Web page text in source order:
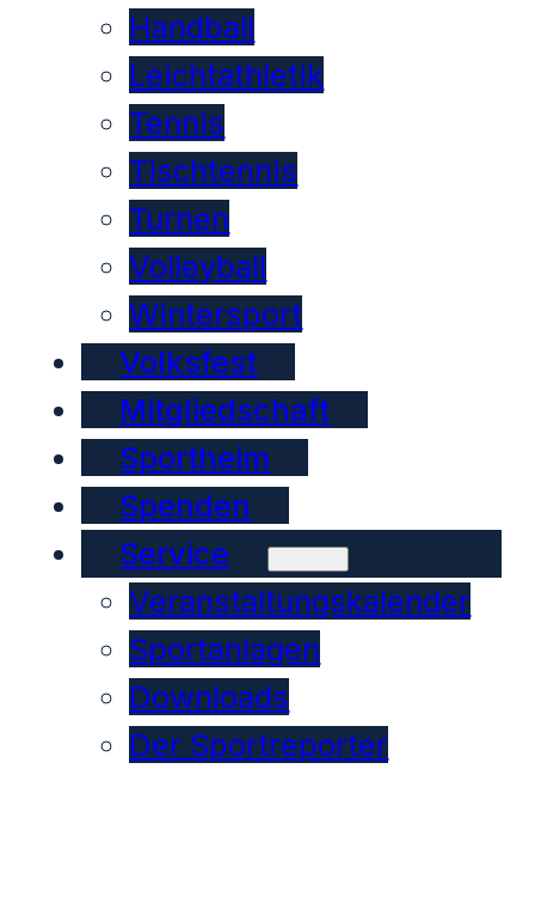
Handball
Leichtathletik
Tennis
Tischtennis
Turnen
Volleyball
Wintersport
Volksfest
Mitgliedschaft
Sportheim
Spenden
Service
Veranstaltungskalender
Sportanlagen
Downloads
Der Sportreporter